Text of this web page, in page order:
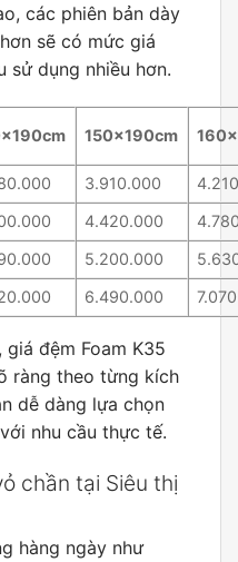
các phiên bản dày
sẽ có mức giá
sử dụng nhiều hơn.
150x190cm
3.910.000
4.420.000
5.200.000
6.490.000
giá đệm Foam K35
ràng theo từng kích
dễ dàng lựa chọn
nhu cầu thực tế.
chần tại Siêu thị
hàng ngày như